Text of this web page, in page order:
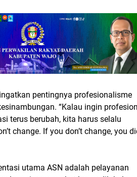
pentingnya profesionalisme
“Kalau ingin
terus berubah, kita harus selalu
change. If you don’t change, you
utama ASN adalah pelayanan